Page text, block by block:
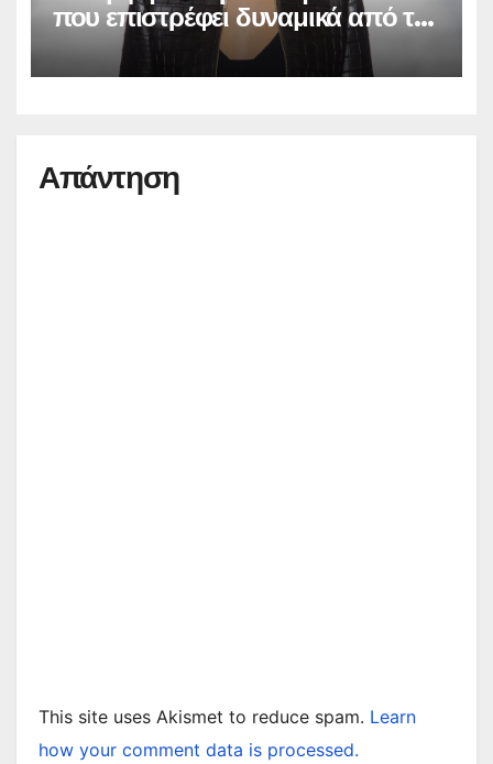
που επιστρέφει δυναμικά από τα
’90s
Απάντηση
This site uses Akismet to reduce spam. Learn
how your comment data is processed.